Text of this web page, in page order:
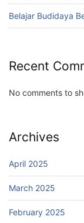
Belajar Budidaya
Recent
No comments to
Archives
April 2025
March 2025
February 2025